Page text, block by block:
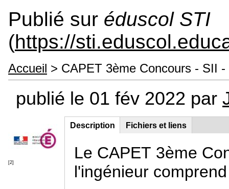
Publié sur éduscol STI
(https://
Accueil > CAPET 3ème Concours - SII
publié le 01 fév 2022 par
[2]
Groupe principal
Description (onglet
actif)
Fichiers et liens
Le CAPET 3ème
l'ingénieur